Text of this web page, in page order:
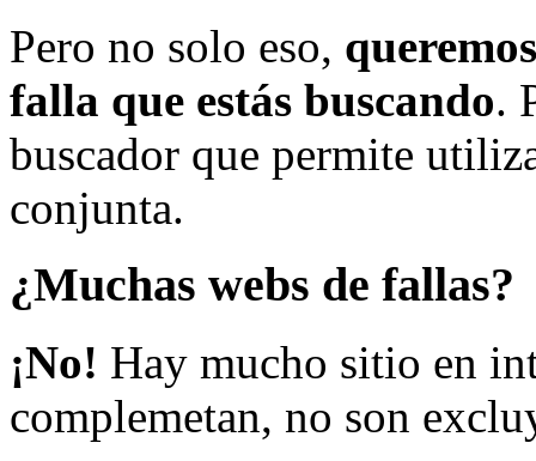
Pero no solo eso,
falla que estás buscando.
buscador que permite
conjunta.
¿Muchas webs de fallas?
¡No! Hay mucho sitio en
complemetan, no son